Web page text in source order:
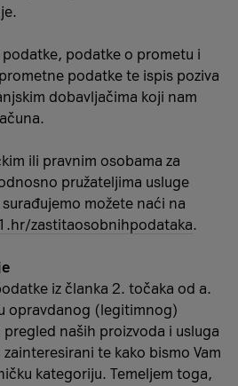
podatke o prometu i
podatke te ispis poziva
dobavljačima koji nam
ili pravnim osobama za
pružateljima usluge
možete naći na
zastitaosobnihpodataka.
iz članka 2. točaka od a.
opravdanog (legitimnog)
naših proizvoda i usluga
te kako bismo Vam
kategoriju. Temeljem toga,